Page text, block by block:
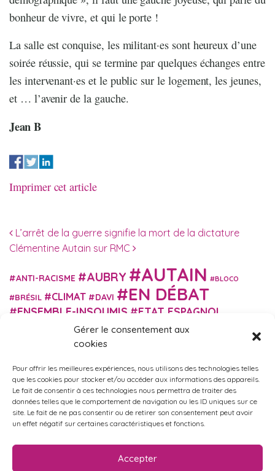
Gérer le consentement aux
cookies
Pour offrir les meilleures expériences, nous utilisons des technologies telles
que les cookies pour stocker et/ou accéder aux informations des appareils.
Le fait de consentir à ces technologies nous permettra de traiter des
données telles que le comportement de navigation ou les ID uniques sur ce
site. Le fait de ne pas consentir ou de retirer son consentement peut avoir
un effet négatif sur certaines caractéristiques et fonctions.
Accepter
bonheur de vivre, et qui le porte !
La salle est conquise, les militant·es sont heureux d’une
soirée réussie, qui se termine par quelques échanges entre
les intervenant·es et le public sur le logement, les jeunes,
et … l’avenir de la gauche.
Jean B
Imprimer cet article
Navigation des articles
L’arrêt de la guerre signifie la mort de la dictature
Clémentine Autain sur RMC
ANTI-RACISME AUBRY AUTAIN BLOCO
BRÉSIL CLIMAT DAVI EN DÉBAT
ENSEMBLE-INSOUMIS ETAT ESPAGNOL
EUROPE EXTRÊME DROITE FASCISME
FRANCE INSOUMISE
HISTOIRE IMMIGRATION ISRAËL PALESTINE ITALIE
MACRON MARTIN MARXISME MIGRANT-ES
MUNICIPALES MÉLENCHON NUPES OBONO
OCCITANIE PORTUGAL RETRAITES RUSSIE
VIOLENCES SEXISTES ÉCOLOGIE